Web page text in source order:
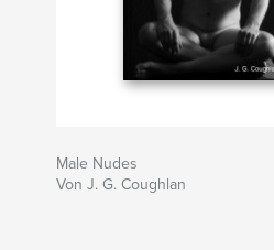
Male Nudes
Von J. G. Coughlan